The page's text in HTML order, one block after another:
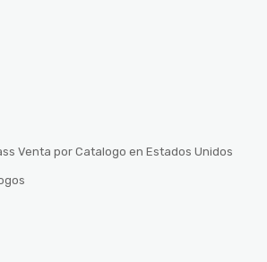
Venta por Catalogo en Estados Unidos